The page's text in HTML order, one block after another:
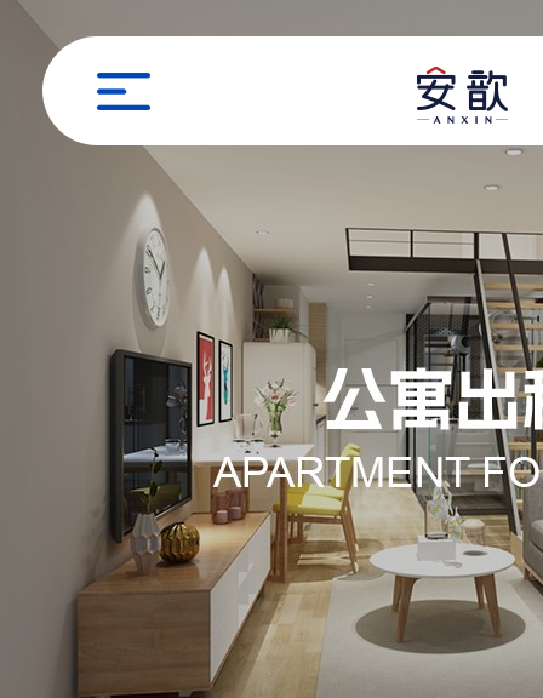
职位申请
姓名
手机
公司